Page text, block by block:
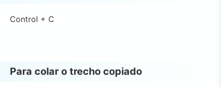
Control + C
Para colar o trecho copiado